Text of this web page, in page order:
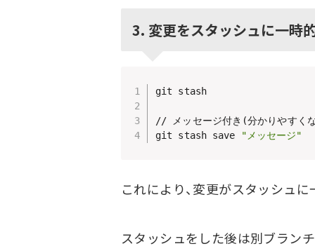
3. 変更をスタッシュに一時
git stash
// メッセージ付き(分かりやすく
git stash save
"メッセージ"
これにより、変更がスタッシュ
スタッシュをした後は別ブラン